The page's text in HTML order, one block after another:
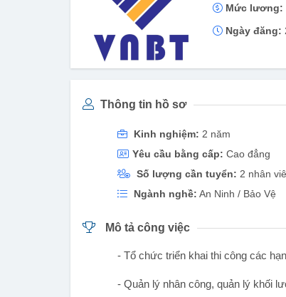
Mức lương:
Ngày đăng:
Thông tin hồ sơ
Kinh nghiệm: 2 năm
Yêu cầu bằng cấp: Cao đẳng
Số lượng cần tuyển: 2 nhân
Ngành nghề: An Ninh / Bảo Vệ
Mô tả công việc
- Tổ chức triển khai thi công các
- Quản lý nhân công, quản lý khối